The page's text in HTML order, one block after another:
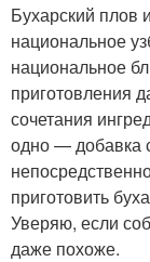
Бухарский плов
национальное
национальное
приготовления
сочетания
одно — добавка
приготовить
Уверяю, если
даже похоже.